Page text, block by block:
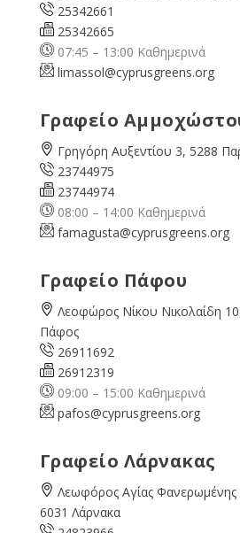
25342661
25342665
07:45 – 13:00 Καθημερινά
limassol@cyprusgreens.org
Γραφείο
Γρηγόρη Αυξεντίου 3, 5288
23744975
23744974
08:00 – 14:00 Καθημερινά
famagusta@cyprusgreens.org
Γραφείο Πάφου
Λεοφώρος Νίκου Νικολαίδη
Πάφος
26911692
26912319
09:00 – 15:00 Καθημερινά
pafos@cyprusgreens.org
Γραφείο Λάρνακας
Λεωφόρος Αγίας Φανερωμένης
6031 Λάρνακα